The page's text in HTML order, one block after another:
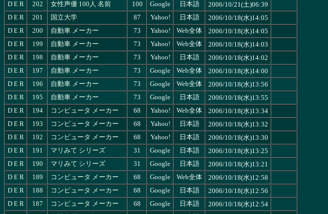
D E R 202 女性声優 100人 名前 100 Google 日本語 2006/10/21(土)06:39
D E R 201 国立大学 87 Yahoo! 日本語 2006/10/18(水)14:05
D E R 200 自動車 メーカー 73 Yahoo! Web全体 2006/10/18(水)14:05
D E R 199 自動車 メーカー 73 Yahoo! Web全体 2006/10/18(水)14:03
D E R 198 自動車 メーカー 73 Yahoo! 日本語 2006/10/18(水)14:02
D E R 197 自動車 メーカー 73 Google Web全体 2006/10/18(水)14:00
D E R 196 自動車 メーカー 73 Google Web全体 2006/10/18(水)13:56
D E R 195 自動車 メーカー 73 Google 日本語 2006/10/18(水)13:55
D E R 194 コンピュータ メーカー 68 Yahoo! Web全体 2006/10/18(水)13:34
D E R 193 コンピュータ メーカー 68 Yahoo! 日本語 2006/10/18(水)13:32
D E R 192 コンピュータ メーカー 68 Yahoo! 日本語 2006/10/18(水)13:30
D E R 191 マリみて シリーズ 31 Google 日本語 2006/10/18(水)13:25
D E R 190 マリみて シリーズ 31 Google 日本語 2006/10/18(水)13:21
D E R 189 コンピュータ メーカー 68 Google Web全体 2006/10/18(水)12:58
D E R 188 コンピュータ メーカー 68 Google 日本語 2006/10/18(水)12:56
D E R 187 コンピュータ メーカー 68 Google 日本語 2006/10/18(水)12:54